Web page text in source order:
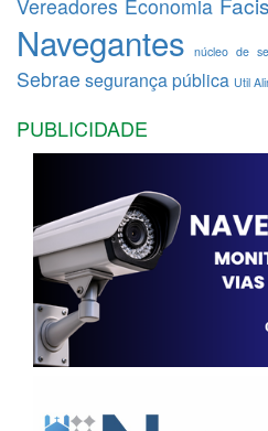
Vereadores Economia
Navegantes núcleo de
Sebrae segurança pública Util
PUBLICIDADE